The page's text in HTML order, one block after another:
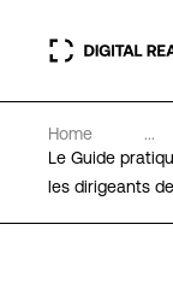
Data Centers
Home ...
Le Guide
les dirigeants